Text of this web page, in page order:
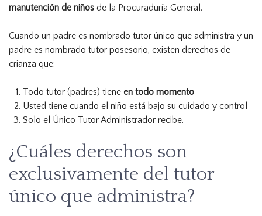
manutención de niños de la Procuraduría General.
Cuando un padre es nombrado tutor único que administra y un
padre es nombrado tutor posesorio, existen derechos de
crianza que:
Todo tutor (padres) tiene en todo momento
Usted tiene cuando el niño está bajo su cuidado y control
Solo el Único Tutor Administrador recibe.
¿Cuáles derechos son
exclusivamente del tutor
único que administra?